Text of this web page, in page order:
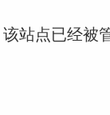
站点已经被